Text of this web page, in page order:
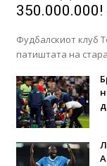
350.000.000!
Фудбалскиот клуб
патиштата на